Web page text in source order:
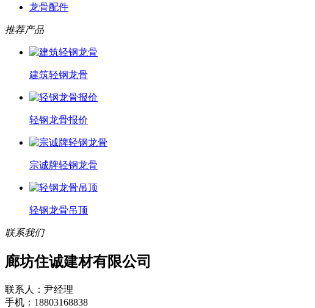
龙骨配件
推荐产品
建筑轻钢龙骨
轻钢龙骨报价
宗诚牌轻钢龙骨
轻钢龙骨吊顶
联系我们
廊坊住诚建材有限公司
联系人：尹经理
手机：18803168838